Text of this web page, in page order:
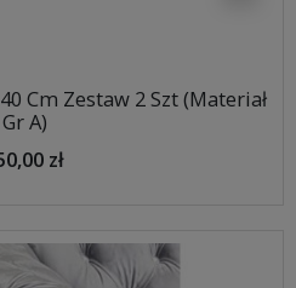
Cm Zestaw 2 Szt (Materiał
Gr A)
zł